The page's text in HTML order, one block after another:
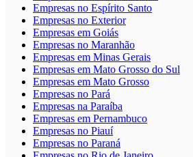
Empresas no Espírito Santo
Empresas no Exterior
Empresas em Goiás
Empresas no Maranhão
Empresas em Minas Gerais
Empresas em Mato Grosso do Sul
Empresas em Mato Grosso
Empresas no Pará
Empresas na Paraíba
Empresas em Pernambuco
Empresas no Piauí
Empresas no Paraná